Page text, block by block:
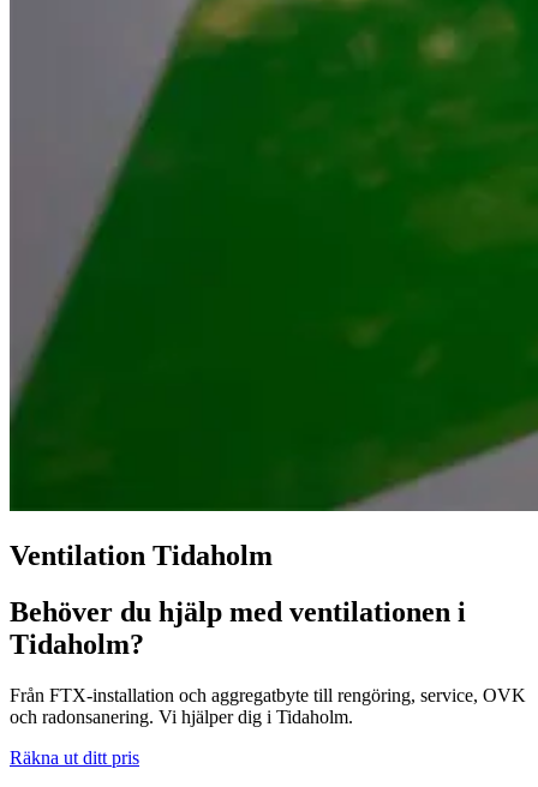
Ventilation Tidaholm
Behöver du hjälp med ventilationen i
Tidaholm?
Från FTX-installation och aggregatbyte till rengöring, service, OVK
och radonsanering. Vi hjälper dig i Tidaholm.
Räkna ut ditt pris